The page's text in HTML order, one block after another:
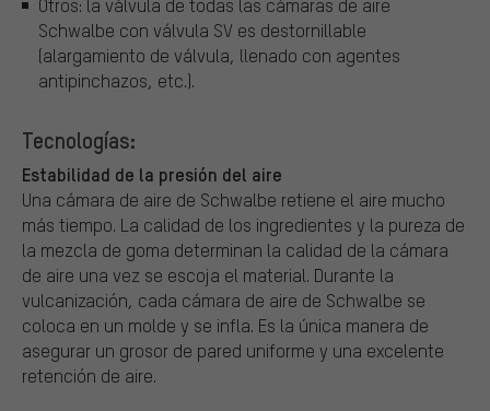
Otros: la válvula de todas las cámaras de aire
Schwalbe con válvula SV es destornillable
(alargamiento de válvula, llenado con agentes
antipinchazos, etc.).
Tecnologías:
Estabilidad de la presión del aire
Una cámara de aire de Schwalbe retiene el aire mucho
más tiempo. La calidad de los ingredientes y la pureza de
la mezcla de goma determinan la calidad de la cámara
de aire una vez se escoja el material. Durante la
vulcanización, cada cámara de aire de Schwalbe se
coloca en un molde y se infla. Es la única manera de
asegurar un grosor de pared uniforme y una excelente
retención de aire.